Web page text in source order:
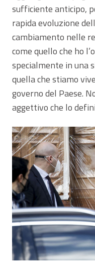
sufficiente anticipo,
rapida evoluzione
cambiamento nelle
come quello che ho
specialmente in una
quella che stiamo
governo del Paese.
aggettivo che lo